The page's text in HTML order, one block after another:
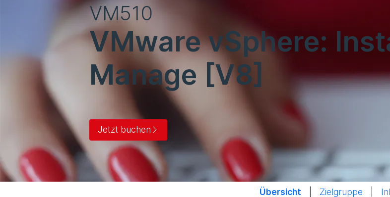
VM510
VMware vSphere:
Manage [V8]
Jetzt buchen
Übersicht Zielgruppe